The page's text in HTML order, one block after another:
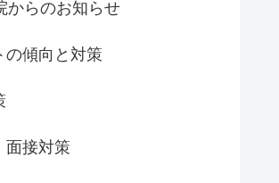
からのお知らせ
の傾向と対策
面接対策